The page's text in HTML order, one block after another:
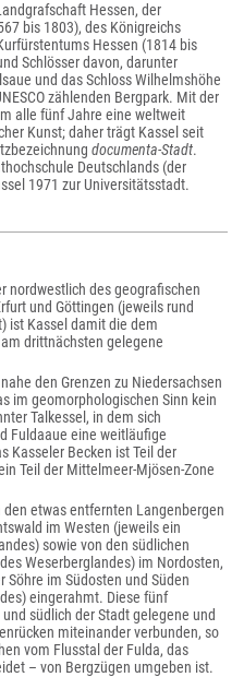
Hessen, der
bis 1803), des Königreichs
Hessen (1814 bis
Schlösser davon, darunter
und das Schloss Wilhelmshöhe
zählenden Bergpark. Mit der
alle fünf Jahre eine weltweit
Kunst; daher trägt Kassel seit
documenta-Stadt.
Deutschlands (der
1971 zur Universitätsstadt.
nordwestlich des geografischen
und Göttingen (jeweils rund
ist Kassel damit die dem
drittnächsten gelegene
den Grenzen zu Niedersachsen
im geomorphologischen Sinn kein
Talkessel, in dem sich
Fuldaaue eine weitläufige
Kasseler Becken ist Teil der
Teil der Mittelmeer-Mjösen-Zone
etwas entfernten Langenbergen
im Westen (jeweils ein
sowie von den südlichen
Weserberglandes) im Nordosten,
Söhre im Südosten und Süden
eingerahmt. Diese fünf
südlich der Stadt gelegene und
miteinander verbunden, so
vom Flusstal der Fulda, das
– von Bergzügen umgeben ist.